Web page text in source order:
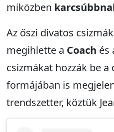
miközben
Az őszi divatos
megihlette a Coach és
csizmákat hozzák be
formájában is
trendszetter, köztük